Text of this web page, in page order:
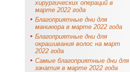
хирургических операций в
марте 2022 года
Благоприятные дни для
маникюра в марте 2022 года
Благоприятные дни для
окрашивания волос на март
2022 года
Самые благоприятные дни для
зачатия в марте 2022 года